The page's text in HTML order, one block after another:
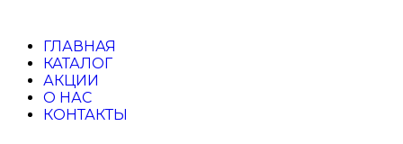
ГЛАВНАЯ
КАТАЛОГ
АКЦИИ
О НАС
КОНТАКТЫ